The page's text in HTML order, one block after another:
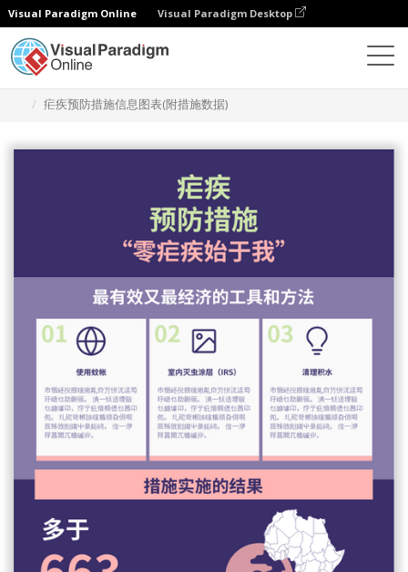
Visual Paradigm Online Visual Paradigm Desktop
疟疾预防措施信息图表(附措施数据)